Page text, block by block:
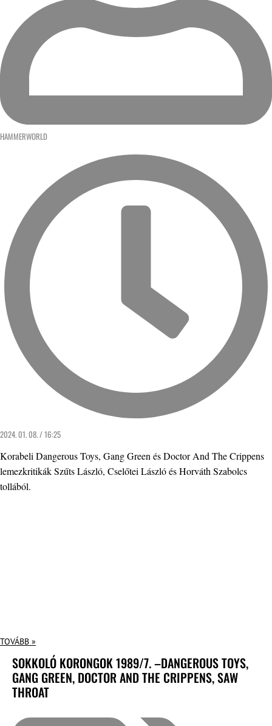
HAMMERWORLD
2024. 01. 08. / 16:25
Korabeli Dangerous Toys, Gang Green és Doctor And The Crippens
lemezkritikák Szűts László, Cselőtei László és Horváth Szabolcs
tollából.
TOVÁBB »
SOKKOLÓ KORONGOK 1989/7. –DANGEROUS TOYS,
GANG GREEN, DOCTOR AND THE CRIPPENS, SAW
THROAT